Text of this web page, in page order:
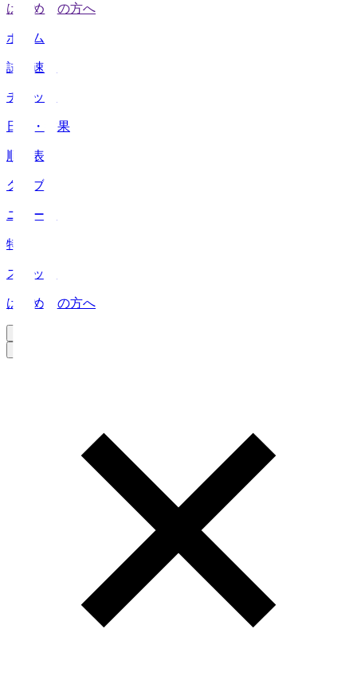
はじめての方へ
ホーム
試合速報
チケット
日程・結果
順位表
クラブ
ニュース
特集
スタッツ
はじめての方へ